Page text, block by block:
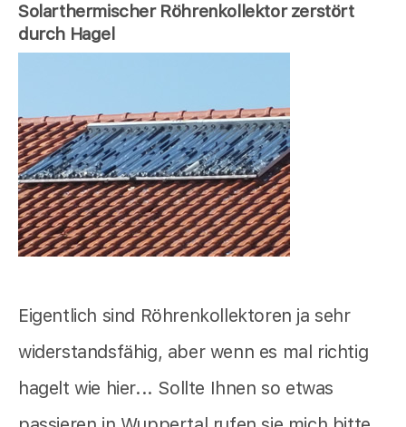
Solarthermischer Röhrenkollektor zerstört
durch Hagel
Eigentlich sind Röhrenkollektoren ja sehr
widerstandsfähig, aber wenn es mal richtig
hagelt wie hier... Sollte Ihnen so etwas